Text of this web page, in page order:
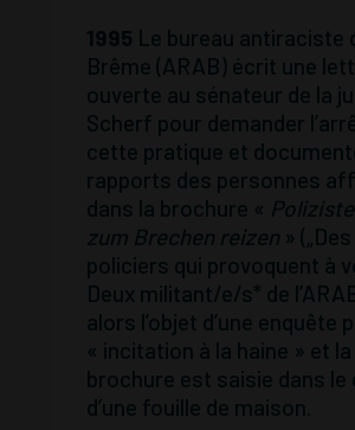
1995 Le bureau antiraciste
Brême (ARAB) écrit une
ouverte au sénateur de la
Scherf pour demander
cette pratique et
rapports des personnes
dans la brochure «
zum Brechen reizen » („Des
policiers qui provoquent à
Deux militant/e/s* de
alors l’objet d’une enquête
« incitation à la haine » et la
brochure est saisie dans le
d’une fouille de maison.